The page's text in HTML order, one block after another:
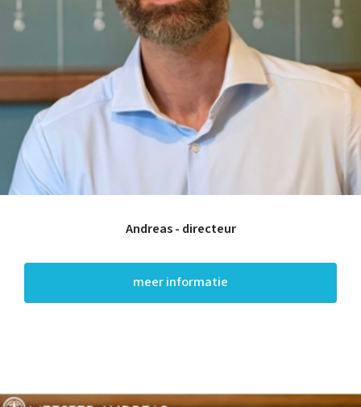
Andreas - directeur
meer informatie